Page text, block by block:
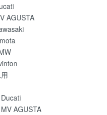
AGUSTA
AGUSTA